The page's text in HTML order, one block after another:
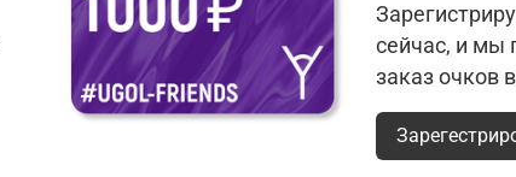
сейчас, и мы
заказ очков